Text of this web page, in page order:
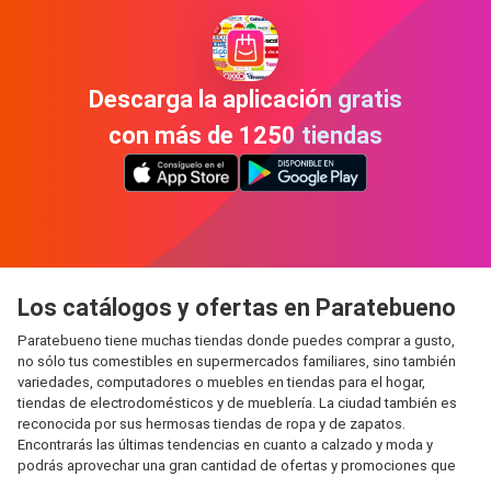
Descarga la aplicación gratis
con más de 1250 tiendas
Los catálogos y ofertas en Paratebueno
Paratebueno tiene muchas tiendas donde puedes comprar a gusto,
no sólo tus comestibles en supermercados familiares, sino también
variedades, computadores o muebles en tiendas para el hogar,
tiendas de electrodomésticos y de mueblería. La ciudad también es
reconocida por sus hermosas tiendas de ropa y de zapatos.
Encontrarás las últimas tendencias en cuanto a calzado y moda y
podrás aprovechar una gran cantidad de ofertas y promociones que